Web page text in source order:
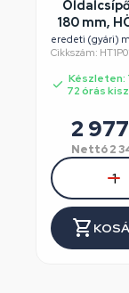
180 mm, HÖGERT
eredeti (gyári)
Cikkszám:
Készleten:
72 órás
2 977
Nettó 2